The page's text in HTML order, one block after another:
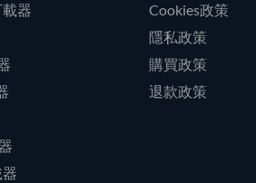
器
Cookies政策
隱私政策
購買政策
退款政策